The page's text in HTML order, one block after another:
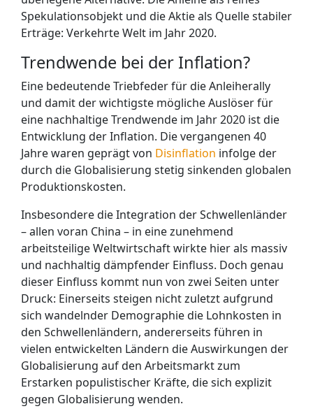
Spekulationsobjekt und die Aktie als Quelle stabiler
Erträge: Verkehrte Welt im Jahr 2020.
Trendwende bei der Inflation?
Eine bedeutende Triebfeder für die Anleiherally
und damit der wichtigste mögliche Auslöser für
eine nachhaltige Trendwende im Jahr 2020 ist die
Entwicklung der Inflation. Die vergangenen 40
Jahre waren geprägt von Disinflation infolge der
durch die Globalisierung stetig sinkenden globalen
Produktionskosten.
Insbesondere die Integration der Schwellenländer
– allen voran China – in eine zunehmend
arbeitsteilige Weltwirtschaft wirkte hier als massiv
und nachhaltig dämpfender Einfluss. Doch genau
dieser Einfluss kommt nun von zwei Seiten unter
Druck: Einerseits steigen nicht zuletzt aufgrund
sich wandelnder Demographie die Lohnkosten in
den Schwellenländern, andererseits führen in
vielen entwickelten Ländern die Auswirkungen der
Globalisierung auf den Arbeitsmarkt zum
Erstarken populistischer Kräfte, die sich explizit
gegen Globalisierung wenden.